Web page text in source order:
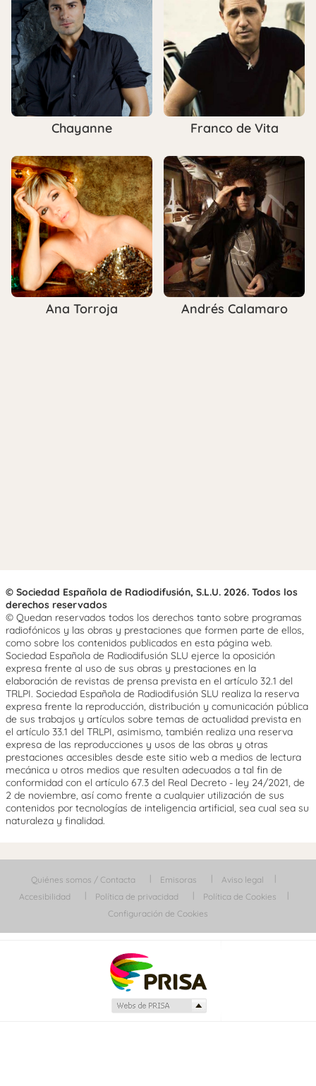
Chayanne Franco de Vita
Ana Torroja Andrés Calamaro
© Sociedad Española de Radiodifusión, S.L.U. 2026. Todos los
derechos reservados
© Quedan reservados todos los derechos tanto sobre programas
radiofónicos y las obras y prestaciones que formen parte de ellos,
como sobre los contenidos publicados en esta página web.
Sociedad Española de Radiodifusión SLU ejerce la oposición
expresa frente al uso de sus obras y prestaciones en la
elaboración de revistas de prensa prevista en el artículo 32.1 del
TRLPI. Sociedad Española de Radiodifusión SLU realiza la reserva
expresa frente la reproducción, distribución y comunicación pública
de sus trabajos y artículos sobre temas de actualidad prevista en
el artículo 33.1 del TRLPI, asimismo, también realiza una reserva
expresa de las reproducciones y usos de las obras y otras
prestaciones accesibles desde este sitio web a medios de lectura
mecánica u otros medios que resulten adecuados a tal fin de
conformidad con el artículo 67.3 del Real Decreto - ley 24/2021, de
2 de noviembre, así como frente a cualquier utilización de sus
contenidos por tecnologías de inteligencia artificial, sea cual sea su
naturaleza y finalidad.
Quiénes somos / Contacta Emisoras
Aviso legal
Accesibilidad
Política de privacidad
Política de Cookies
Configuración de Cookies